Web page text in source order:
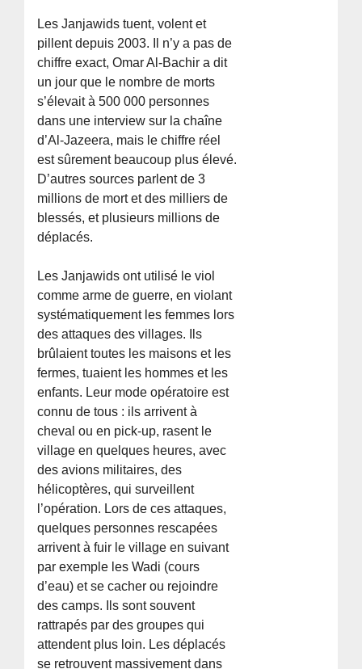
Les Janjawids tuent, volent et
pillent depuis 2003. Il n’y a pas de
chiffre exact, Omar Al-Bachir a dit
un jour que le nombre de morts
s’élevait à 500 000 personnes
dans une interview sur la chaîne
d’Al-Jazeera, mais le chiffre réel
est sûrement beaucoup plus élevé.
D’autres sources parlent de 3
millions de mort et des milliers de
blessés, et plusieurs millions de
déplacés.
Les Janjawids ont utilisé le viol
comme arme de guerre, en violant
systématiquement les femmes lors
des attaques des villages. Ils
brûlaient toutes les maisons et les
fermes, tuaient les hommes et les
enfants. Leur mode opératoire est
connu de tous : ils arrivent à
cheval ou en pick-up, rasent le
village en quelques heures, avec
des avions militaires, des
hélicoptères, qui surveillent
l’opération. Lors de ces attaques,
quelques personnes rescapées
arrivent à fuir le village en suivant
par exemple les Wadi (cours
d’eau) et se cacher ou rejoindre
des camps. Ils sont souvent
rattrapés par des groupes qui
attendent plus loin. Les déplacés
se retrouvent massivement dans